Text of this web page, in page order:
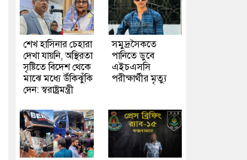
শেখ হাসিনার চেহারা
দেখা যায়নি, অস্থিরতা
সৃষ্টিতে বিদেশ থেকে
মাঝে মধ্যে উঁকিঝুঁকি
দেন: স্বরাষ্ট্রমন্ত্রী
সমুদ্রসৈকতে
পানিতে ডুবে
এইচএসসি
পরীক্ষার্থীর মৃত্যু